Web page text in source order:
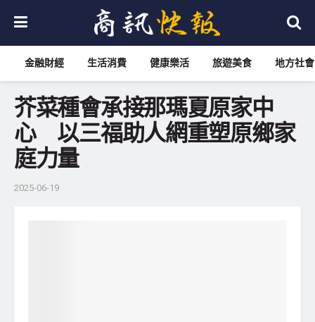
金融財經 生活消費 健康樂活 旅遊美食 地方社會
芥菜種會承接那瑪夏原家中
心 以三福助人網重塑原鄉家
庭力量
2025-06-19